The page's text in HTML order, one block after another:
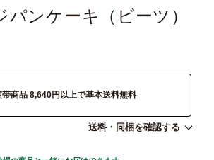
パンケーキ（ビーツ）
帯商品 8,640円以上で基本送料無料
送料・同梱を確認する